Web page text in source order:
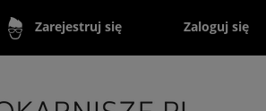
Zarejestruj się Zaloguj się